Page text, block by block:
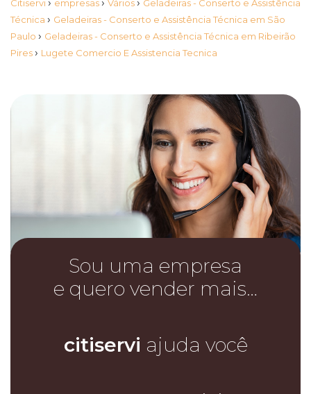
Citiservi › empresas › Vários › Geladeiras - Conserto e Assistência
Técnica › Geladeiras - Conserto e Assistência Técnica em São
Paulo › Geladeiras - Conserto e Assistência Técnica em Ribeirão
Pires › Lugete Comercio E Assistencia Tecnica
Sou uma empresa
e quero vender mais…
citiservi ajuda você